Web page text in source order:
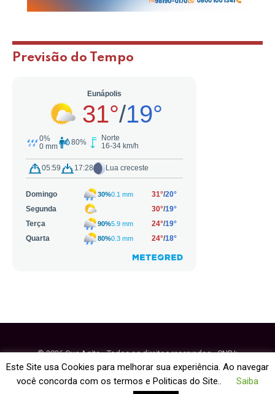
Previsão do Tempo
© 2026 Que Agito - Todos os direitos reservados - CNPJ:
64.884.270/0001-95
Política de Cookies
Este Site usa Cookies para melhorar sua experiência. Ao navegar
você concorda com os termos e Politicas do Site..
Saiba